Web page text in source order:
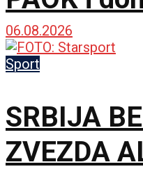
Anderlehtu
trijumf u
06.08.2026
Sport
SRBIJA
ZVEZDA